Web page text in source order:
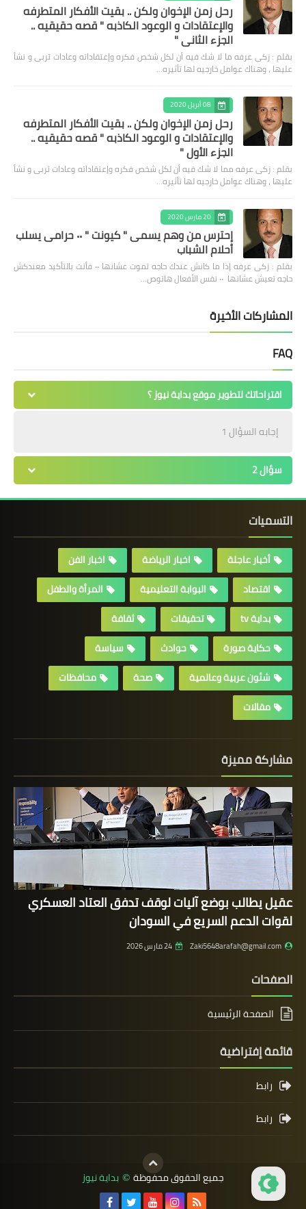
رحل زمن الإخوان ولكن .. بقيت الأفكار المتطرفه
والإعتقادات و الوعود الكاذبه " قصه حقيقيه ..
الجزء الثاني "
بقلم : زكى عرفه ‎ما لا شك فيه أن لكل شخص فكره وإعتقاداته وعادات تربى و نشأ
عليها ، وهناك عوامل خارجيه لها تأثيره…
08 أبريل 2020
رحل زمن الإخوان ولكن .. بقيت الأفكار المتطرفه
والإعتقادات و الوعود الكاذبه " قصه حقيقيه ..
الجزء الأول "
بقلم : زكى عرفه مما لا شك فيه أن لكل شخص فكره وإعتقاداته وعادات تربى و نشأ
عليها ، وهناك عوامل خارجيه لها تأثيره…
20 مارس 2020
إحترس من وهم يسمى " كيونت " ٠٠ حرامى يسلب
أحلام الشباب
بقلم : زكى عرفه ‎إذا ما كانش عندك حاجه تموت عشانها ٠٠ فأنت بالتأكيد معندكش
حاجه تعيش عشانها ٠٠ نفس الأفعال هاتوص…
المشاركات الأخيرة
FAQ
اقتراحاتك لتطوير موقع بداية نيوز ؟
إجابه السؤال 1
سؤال 2
التسميات
أخبار عاجلة اخبار الرياضة
اخبار الفن
اقتصاد
البوابة التعليمية
المرأة والطفل
بداية tv
تحقيقات
ثقافة
حكاية صورة
حوادث
سياسة
شئون عربية وعالمية
صحة
محافظات
مقالات
مشاركة مميزة
عقيل يطالب بوضع آليات لوقف تدفق العتاد العسكري
لقوات الدعم السريع في السودان
Zaki5648arafah@gmail.com 24 مارس 2026
الصفحات
الصفحة الرئيسية
قائمة إفتراضية
رابط
رابط
جميع الحقوق محفوظة © بداية نيوز